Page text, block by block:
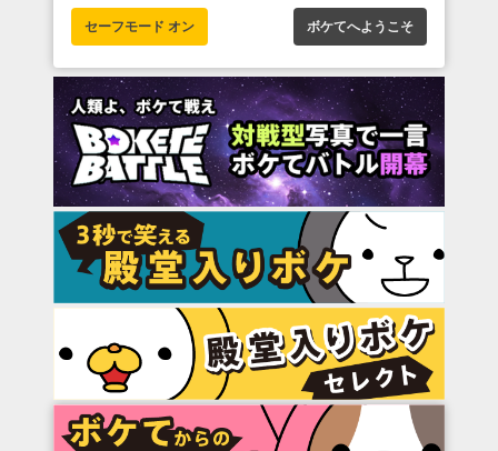
セーフモード オン ボケてへようこそ